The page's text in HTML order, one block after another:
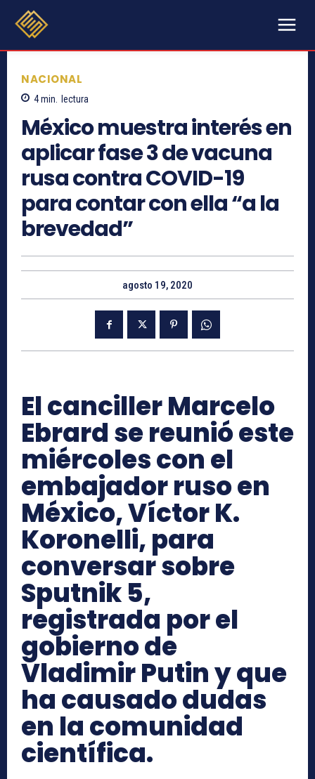
NACIONAL
4min. lectura
México muestra interés en
aplicar fase 3 de vacuna
rusa contra COVID-19
para contar con ella “a la
brevedad”
agosto 19, 2020
El canciller Marcelo
Ebrard se reunió este
miércoles con el
embajador ruso en
México, Víctor K.
Koronelli, para
conversar sobre
Sputnik 5,
registrada por el
gobierno de
Vladimir Putin y que
ha causado dudas
en la comunidad
científica.